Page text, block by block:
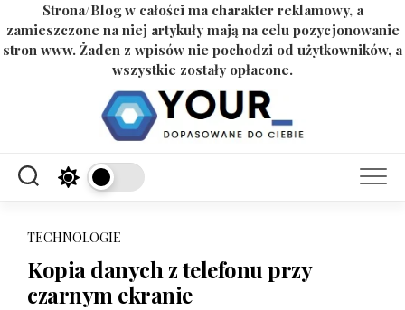
Strona/Blog w całości ma charakter reklamowy, a
zamieszczone na niej artykuły mają na celu pozycjonowanie
stron www. Żaden z wpisów nie pochodzi od użytkowników, a
wszystkie zostały opłacone.
TECHNOLOGIE
Kopia danych z telefonu przy
czarnym ekranie